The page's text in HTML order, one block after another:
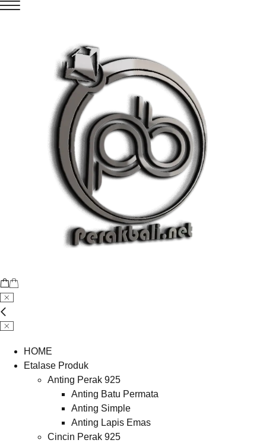
HOME
Etalase Produk
Anting Perak 925
Anting Batu Permata
Anting Simple
Anting Lapis Emas
Cincin Perak 925